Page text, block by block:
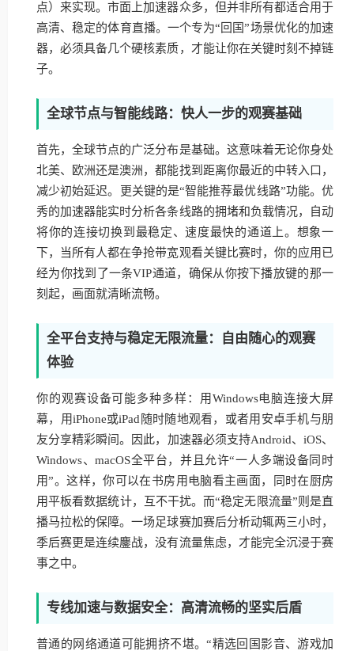
点）来实现。市面上加速器众多，但并非所有都适合用于
高清、稳定的体育直播。一个专为“回国”场景优化的加速
器，必须具备几个硬核素质，才能让你在关键时刻不掉链
子。
全球节点与智能线路：快人一步的观赛基础
首先，全球节点的广泛分布是基础。这意味着无论你身处
北美、欧洲还是澳洲，都能找到距离你最近的中转入口，
减少初始延迟。更关键的是“智能推荐最优线路”功能。优
秀的加速器能实时分析各条线路的拥堵和负载情况，自动
将你的连接切换到最稳定、速度最快的通道上。想象一
下，当所有人都在争抢带宽观看关键比赛时，你的应用已
经为你找到了一条VIP通道，确保从你按下播放键的那一
刻起，画面就清晰流畅。
全平台支持与稳定无限流量：自由随心的观赛
体验
你的观赛设备可能多种多样：用Windows电脑连接大屏
幕，用iPhone或iPad随时随地观看，或者用安卓手机与朋
友分享精彩瞬间。因此，加速器必须支持Android、iOS、
Windows、macOS全平台，并且允许“一人多端设备同时
用”。这样，你可以在书房用电脑看主画面，同时在厨房
用平板看数据统计，互不干扰。而“稳定无限流量”则是直
播马拉松的保障。一场足球赛加赛后分析动辄两三小时，
季后赛更是连续鏖战，没有流量焦虑，才能完全沉浸于赛
事之中。
专线加速与数据安全：高清流畅的坚实后盾
普通的网络通道可能拥挤不堪。“精选回国影音、游戏加